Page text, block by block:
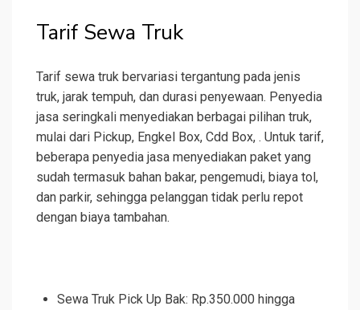
Tarif Sewa Truk
Tarif sewa truk bervariasi tergantung pada jenis
truk, jarak tempuh, dan durasi penyewaan. Penyedia
jasa seringkali menyediakan berbagai pilihan truk,
mulai dari Pickup, Engkel Box, Cdd Box, . Untuk tarif,
beberapa penyedia jasa menyediakan paket yang
sudah termasuk bahan bakar, pengemudi, biaya tol,
dan parkir, sehingga pelanggan tidak perlu repot
dengan biaya tambahan.
Sewa Truk Pick Up Bak: Rp.350.000 hingga